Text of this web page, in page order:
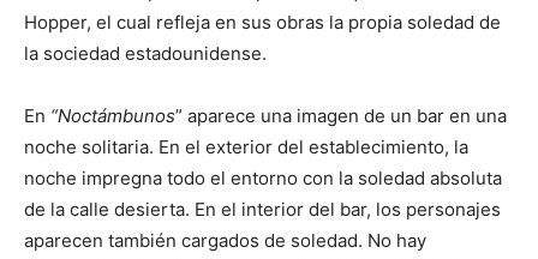
Hopper, el cual refleja en sus obras la propia soledad de
la sociedad estadounidense.
En “Noctámbunos” aparece una imagen de un bar en una
noche solitaria. En el exterior del establecimiento, la
noche impregna todo el entorno con la soledad absoluta
de la calle desierta. En el interior del bar, los personajes
aparecen también cargados de soledad. No hay